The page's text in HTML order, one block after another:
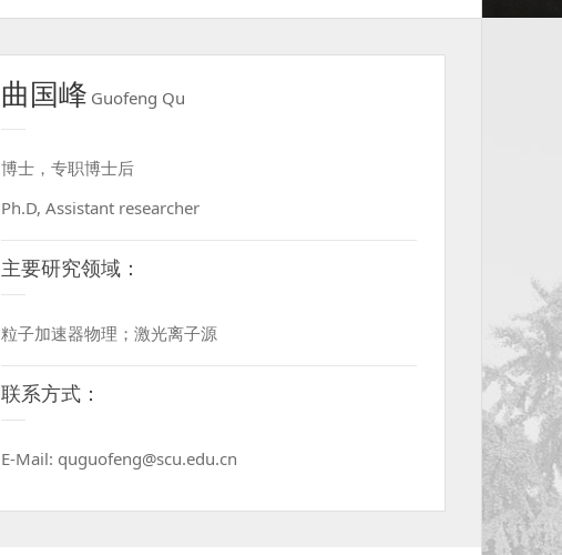
曲国峰 Guofeng Qu
博士，专职博士后
Ph.D, Assistant researcher
主要研究领域：
粒子加速器物理；激光离子源
联系方式：
E-Mail: quguofeng@scu.edu.cn